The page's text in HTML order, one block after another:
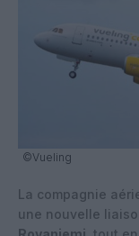
©Vueling
La compagnie
une nouvelle